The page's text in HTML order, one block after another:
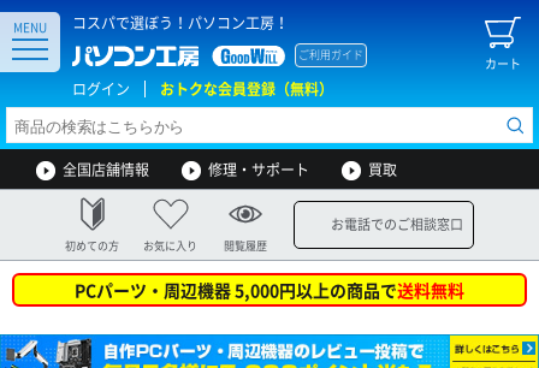
コスパで選ぼう！パソコン工房！
カート
ご利用ガイド
ログイン おトクな会員登録（無料）
MENU
全国店舗情報 修理・サポート 買取
初めての方 お気に入り 閲覧履歴
お電話でのご相談窓口
PCパーツ・周辺機器 5,000円以上の商品で送料無料